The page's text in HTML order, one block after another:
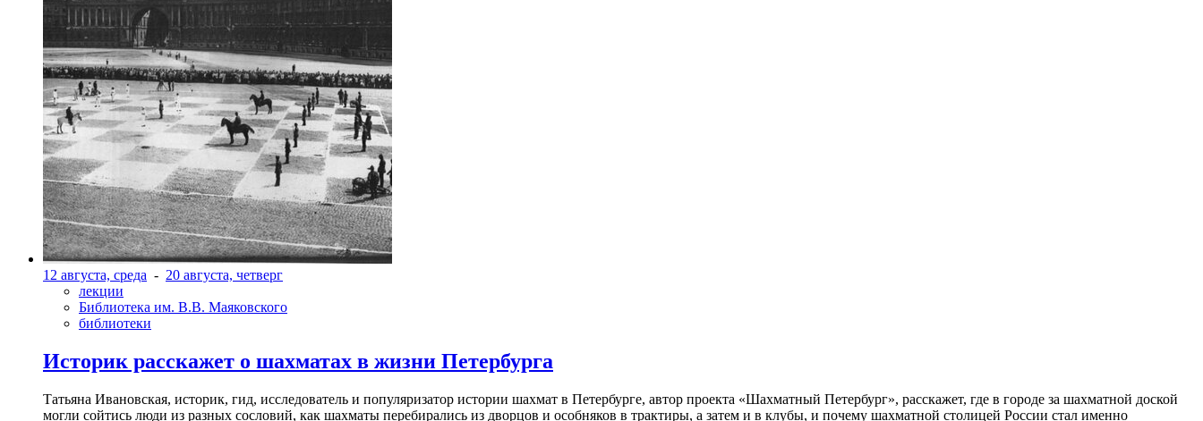
12 августа, среда - 20 августа, четверг
лекции
Библиотека им. В.В. Маяковского
библиотеки
Историк расскажет о шахматах в жизни Петербурга
Татьяна Ивановская, историк, гид, исследователь и популяризатор истории шахмат в Петербурге, автор проекта «Шахматный Петербург», расскажет, где в городе за шахматной доской
могли сойтись люди из разных сословий, как шахматы перебирались из дворцов и особняков в трактиры, а затем и в клубы, и почему шахматной столицей России стал именно